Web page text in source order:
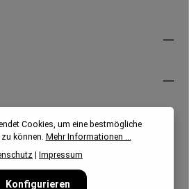
Cookies, um eine bestmögliche
können. Mehr Informationen ...
| Impressum
Konfigurieren